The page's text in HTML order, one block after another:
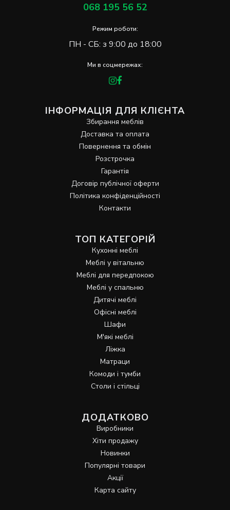
068 195 56 52
Режим роботи:
ПН - СБ: з 9:00 до 18:00
Ми в соцмережах:
ІНФОРМАЦІЯ ДЛЯ КЛІЄНТА
Збирання меблів
Доставка та оплата
Повернення та обмін
Розстрочка
Гарантія
Договір публічної оферти
Політика конфіденційності
Контакти
ТОП КАТЕГОРІЙ
Кухонні меблі
Меблі у вітальню
Меблі для передпокою
Меблі у спальню
Дитячі меблі
Офісні меблі
Шафи
М'які меблі
Ліжка
Матраци
Комоди і тумби
Столи і стільці
ДОДАТКОВО
Виробники
Хіти продажу
Новинки
Популярні товари
Акції
Карта сайту